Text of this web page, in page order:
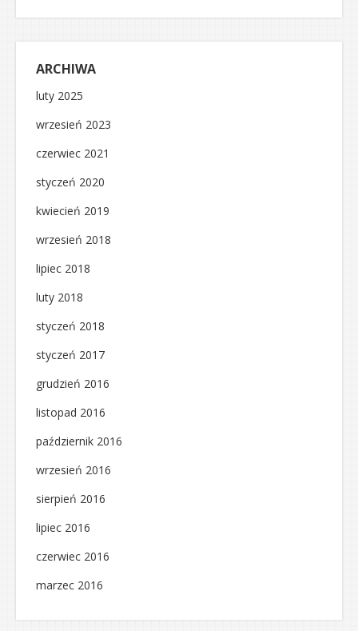
ARCHIWA
luty 2025
wrzesień 2023
czerwiec 2021
styczeń 2020
kwiecień 2019
wrzesień 2018
lipiec 2018
luty 2018
styczeń 2018
styczeń 2017
grudzień 2016
listopad 2016
październik 2016
wrzesień 2016
sierpień 2016
lipiec 2016
czerwiec 2016
marzec 2016